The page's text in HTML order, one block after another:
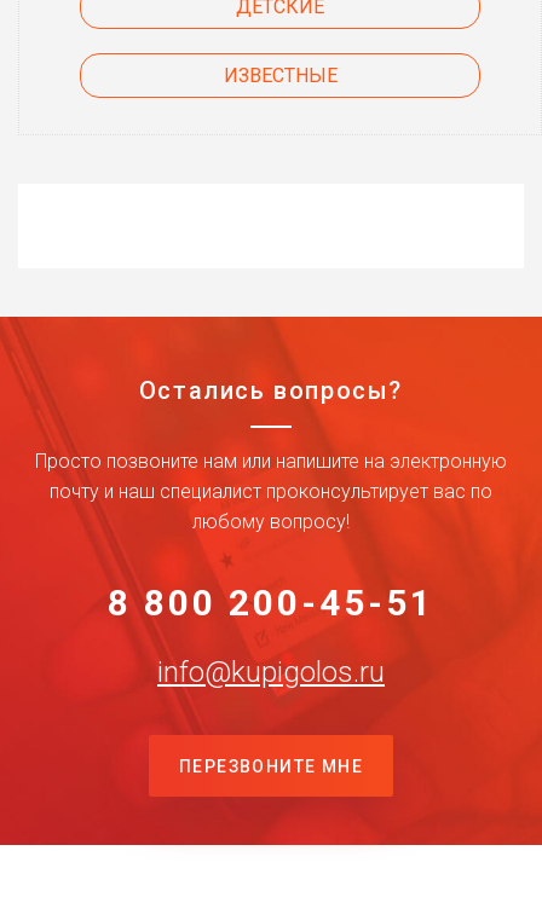
ДЕТСКИЕ
ИЗВЕСТНЫЕ
Остались вопросы?
Просто позвоните нам или напишите на электронную
почту и наш специалист проконсультирует вас по
любому вопросу!
8 800 200-45-51
info@kupigolos.ru
ПЕРЕЗВОНИТЕ МНЕ